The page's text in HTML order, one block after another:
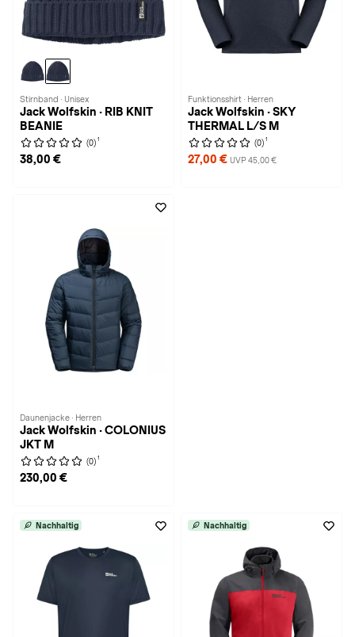
Stirnband · Unisex
Jack Wolfskin · RIB KNIT
BEANIE
(0) 1
38,00 €
Funktionsshirt · Herren
Jack Wolfskin · SKY
THERMAL L/S M
(0) 1
27,00 € UVP 45,00 €
Daunenjacke · Herren
Jack Wolfskin · COLONIUS
JKT M
(0) 1
230,00 €
Nachhaltig Nachhaltig